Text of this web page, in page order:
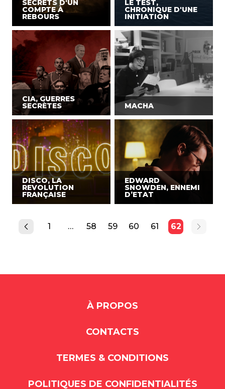
SECRETS D'UN
COMPTE À
REBOURS
LE TEST,
CHRONIQUE D'UNE
INITIATION
CIA, GUERRES
SECRÈTES MACHA
DISCO, LA
REVOLUTION
FRANÇAISE
EDWARD
SNOWDEN, ENNEMI
D’ETAT
1 … 58 59 60 61 62
À PROPOS
CONTACTS
TERMES & CONDITIONS
POLITIQUES DE CONFIDENTIALITÉS